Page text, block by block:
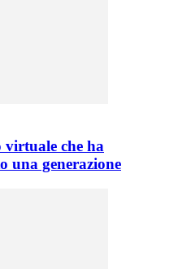
virtuale che ha
una generazione